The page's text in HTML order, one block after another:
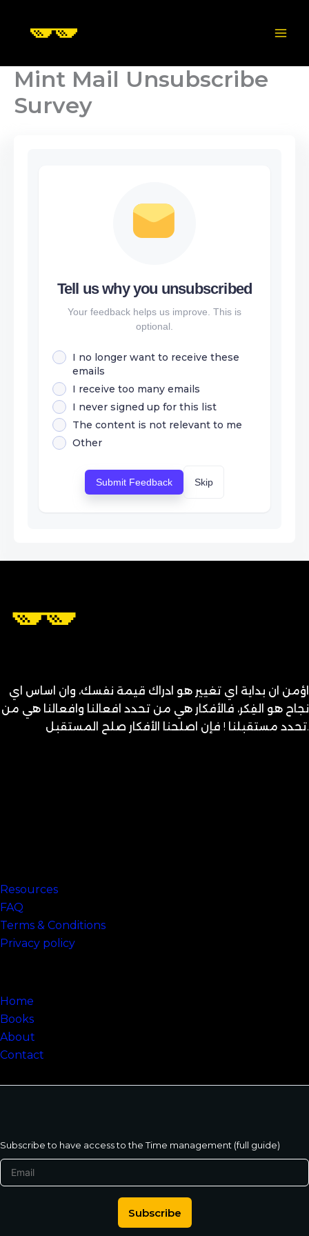
Mint Mail Unsubscribe
Survey
Tell us why you unsubscribed
Your feedback helps us improve. This is
optional.
I no longer want to receive these
emails
I receive too many emails
I never signed up for this list
The content is not relevant to me
Other
Submit Feedback Skip
اؤمن ان بداية اي تغيير هو ادراك قيمة نفسك، وان اساس اي
نجاح هو الفِكر، فالأفكار هي من تحدد افعالنا وافعالنا هي من
تحدد مستقبلنا ! فإن اصلحنا الأفكار صلح المستقبل.
Resources
FAQ
Terms & Conditions
Privacy policy
Home
Books
About
Contact
Subscribe to have access to the Time management (full guide)
Subscribe